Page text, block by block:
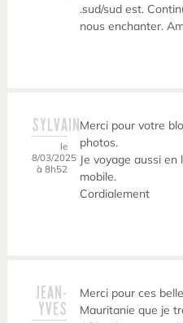
.sud/sud est.
nous enchanter.
SYLVAIN
le
8/03/2025
à 8h52
Merci pour votre
photos.
Je voyage aussi
mobile.
Cordialement
JEAN-
YVES
Merci pour ces
Mauritanie que je